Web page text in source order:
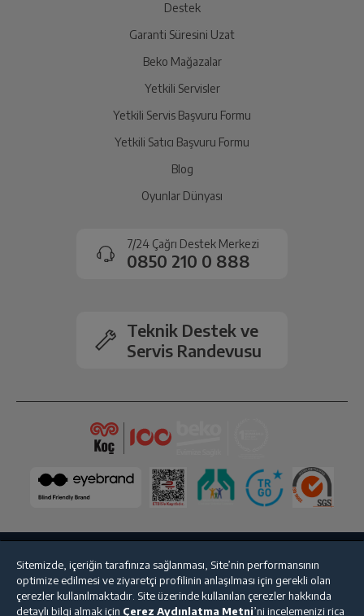
İade Talebiniz Onaylansın
Yetkili servis gerekli kontrolleri sağladıktan sonra İade
süreciniz tamamlanacaktır.
Ücretiniz İade Edilsin
gerçekleşecektir.
Destek
Garanti Süresini Uzat
Beko Mağazalar
Yetkili Servisler
Yetkili Servis Başvuru Formu
Yetkili Satıcı Başvuru Formu
Blog
Oyunlar Dünyası
7/24 Çağrı Destek Merkezi
0850 210 0 888
Teknik Destek ve
Servis Randevusu
Bize Ulaşın Kişisel Verilerin Korunması İşlem Rehberi
Satış Sözleşmesi
Sitemizde, içeriğin tarafınıza sağlanması, Site’nin performansının
optimize edilmesi ve ziyaretçi profilinin anlaşılması için gerekli olan
çerezler kullanılmaktadır. Site üzerinde kullanılan çerezler hakkında
detaylı bilgi almak için Çerez Aydınlatma Metni’ni incelemenizi rica